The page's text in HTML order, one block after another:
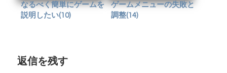
なるべく簡単にゲームを
説明したい(10)
ゲームメニューの失敗と
調整(14)
返信を残す